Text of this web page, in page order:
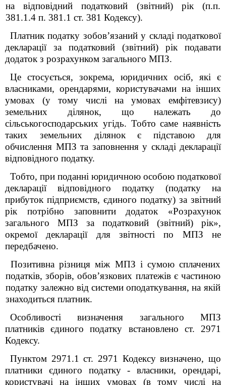
на відповідний податковий (звітний) рік (п.п.
381 .1.4 п. 381 .1 ст. 381 Кодексу).
Платник податку зобов’язаний у складі податкової
декларації за податковий (звітний) рік подавати
додаток з розрахунком загального МПЗ.
Це стосується, зокрема, юридичних осіб, які є
власниками, орендарями, користувачами на інших
умовах (у тому числі на умовах емфітевзису)
земельних ділянок, що належать до
сільськогосподарських угідь. Тобто саме наявність
таких земельних ділянок є підставою для
обчислення МПЗ та заповнення у складі декларації
відповідного податку.
Тобто, при поданні юридичною особою податкової
декларації відповідного податку (податку на
прибуток підприємств, єдиного податку) за звітний
рік потрібно заповнити додаток «Розрахунок
загального МПЗ за податковий (звітний) рік»,
окремої декларації для звітності по МПЗ не
передбачено.
Позитивна різниця між МПЗ і сумою сплачених
податків, зборів, обов’язкових платежів є частиною
податку залежно від системи оподаткування, на якій
знаходиться платник.
Особливості визначення загального МПЗ
платників єдиного податку встановлено ст. 2971
Кодексу.
Пунктом 2971 .1 ст. 2971
Кодексу визначено, що
платники єдиного податку - власники, орендарі,
користувачі на інших умовах (в тому числі на